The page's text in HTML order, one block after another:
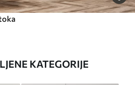
KATEGORIJE